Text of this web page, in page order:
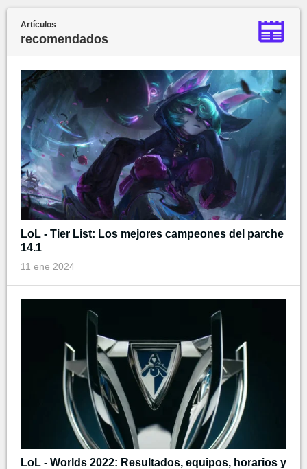
Artículos
recomendados
LoL - Tier List: Los mejores campeones del parche
14.1
11 ene 2024
LoL - Worlds 2022: Resultados, equipos, horarios y